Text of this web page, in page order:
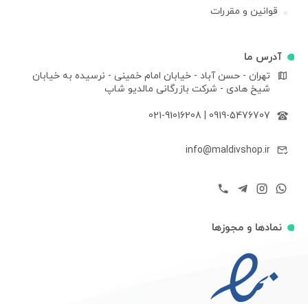
قوانین و مقررات
آدرس ما
تهران - حسن آباد - خیابان امام خمینی - نرسیده به خیابان
شیخ هادی - شرکت بازرگانی مالدیو شاپ
0919-5476707
|
021-91016208
info@maldivshop.ir
نمادها و مجوزها